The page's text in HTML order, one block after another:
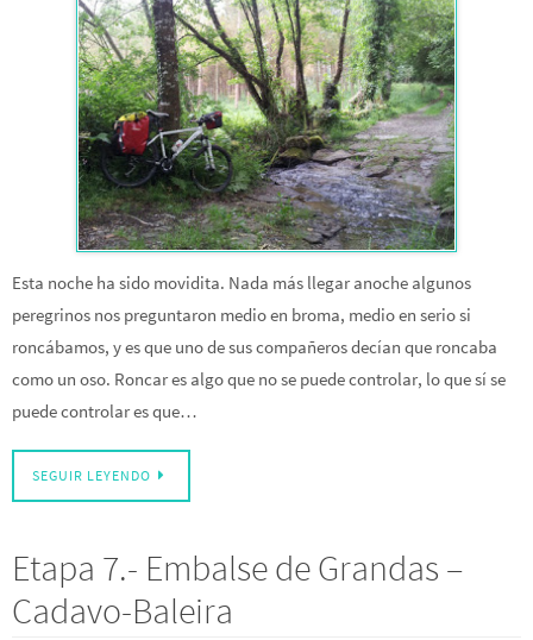
Esta noche ha sido movidita. Nada más llegar anoche algunos
peregrinos nos preguntaron medio en broma, medio en serio si
roncábamos, y es que uno de sus compañeros decían que roncaba
como un oso. Roncar es algo que no se puede controlar, lo que sí se
puede controlar es que…
SEGUIR LEYENDO
Etapa 7.- Embalse de Grandas –
Cadavo-Baleira